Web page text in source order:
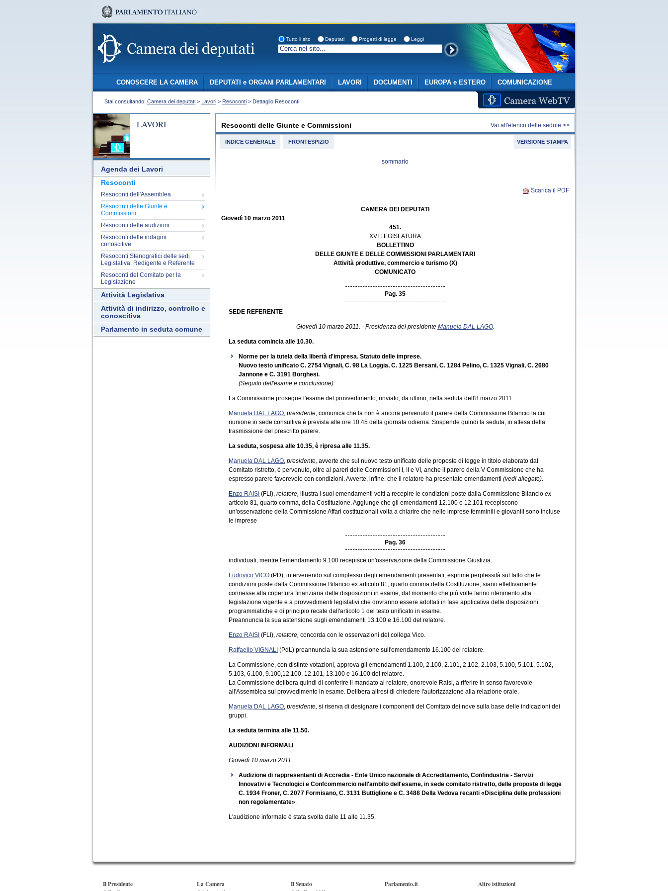
Tutto il sito Deputati Progetti di legge Leggi
CONOSCERE LA CAMERA DEPUTATI e ORGANI PARLAMENTARI LAVORI DOCUMENTI EUROPA e ESTERO COMUNICAZIONE
Stai consultando: Camera dei deputati > Lavori > Resoconti > Dettaglio Resoconti
LAVORI
Agenda dei Lavori
Resoconti
Resoconti dell'Assemblea
Resoconti delle Giunte e
Commissioni
Resoconti delle audizioni
Resoconti delle indagini
conoscitive
Resoconti Stenografici delle sedi
Legislativa, Redigente e Referente
Resoconti del Comitato per la
Legislazione
Attività Legislativa
Attività di indirizzo, controllo e
conoscitiva
Parlamento in seduta comune
Resoconti delle Giunte e Commissioni Vai all'elenco delle sedute >>
INDICE GENERALE FRONTESPIZIO VERSIONE STAMPA
sommario
Scarica il PDF
CAMERA DEI DEPUTATI
Giovedì 10 marzo 2011
451.
XVI LEGISLATURA
BOLLETTINO
DELLE GIUNTE E DELLE COMMISSIONI PARLAMENTARI
Attività produttive, commercio e turismo (X)
COMUNICATO
Pag. 35
SEDE REFERENTE
Giovedì 10 marzo 2011. - Presidenza del presidente Manuela DAL LAGO.
La seduta comincia alle 10.30.
Norme per la tutela della libertà d'impresa. Statuto delle imprese.
Nuovo testo unificato C. 2754 Vignali, C. 98 La Loggia, C. 1225 Bersani, C. 1284 Pelino, C. 1325 Vignali, C. 2680
Jannone e C. 3191 Borghesi.
(Seguito dell'esame e conclusione).
La Commissione prosegue l'esame del provvedimento, rinviato, da ultimo, nella seduta dell'8 marzo 2011.
Manuela DAL LAGO, presidente, comunica che la non è ancora pervenuto il parere della Commissione Bilancio la cui
riunione in sede consultiva è prevista alle ore 10.45 della giornata odierna. Sospende quindi la seduta, in attesa della
trasmissione del prescritto parere.
La seduta, sospesa alle 10.35, è ripresa alle 11.35.
Manuela DAL LAGO, presidente, avverte che sul nuovo testo unificato delle proposte di legge in titolo elaborato dal
Comitato ristretto, è pervenuto, oltre ai pareri delle Commissioni I, II e VI, anche il parere della V Commissione che ha
espresso parere favorevole con condizioni. Avverte, infine, che il relatore ha presentato emendamenti (vedi allegato).
Enzo RAISI (FLI), relatore, illustra i suoi emendamenti volti a recepire le condizioni poste dalla Commissione Bilancio ex
articolo 81, quarto comma, della Costituzione. Aggiunge che gli emendamenti 12.100 e 12.101 recepiscono
un'osservazione della Commissione Affari costituzionali volta a chiarire che nelle imprese femminili e giovanili sono incluse
le imprese
Pag. 36
individuali, mentre l'emendamento 9.100 recepisce un'osservazione della Commissione Giustizia.
Ludovico VICO (PD), intervenendo sul complesso degli emendamenti presentati, esprime perplessità sul fatto che le
condizioni poste dalla Commissione Bilancio ex articolo 81, quarto comma della Costituzione, siano effettivamente
connesse alla copertura finanziaria delle disposizioni in esame, dal momento che più volte fanno riferimento alla
legislazione vigente e a provvedimenti legislativi che dovranno essere adottati in fase applicativa delle disposizioni
programmatiche e di principio recate dall'articolo 1 del testo unificato in esame.
Preannuncia la sua astensione sugli emendamenti 13.100 e 16.100 del relatore.
Enzo RAISI (FLI), relatore, concorda con le osservazioni del collega Vico.
Raffaello VIGNALI (PdL) preannuncia la sua astensione sull'emendamento 16.100 del relatore.
La Commissione, con distinte votazioni, approva gli emendamenti 1.100, 2.100, 2.101, 2.102, 2.103, 5.100, 5.101, 5.102,
5.103, 6.100, 9.100,12.100, 12.101, 13.100 e 16.100 del relatore.
La Commissione delibera quindi di conferire il mandato al relatore, onorevole Raisi, a riferire in senso favorevole
all'Assemblea sul provvedimento in esame. Delibera altresì di chiedere l'autorizzazione alla relazione orale.
Manuela DAL LAGO, presidente, si riserva di designare i componenti del Comitato dei nove sulla base delle indicazioni dei
gruppi.
La seduta termina alle 11.50.
AUDIZIONI INFORMALI
Giovedì 10 marzo 2011.
Audizione di rappresentanti di Accredia - Ente Unico nazionale di Accreditamento, Confindustria - Servizi
Innovativi e Tecnologici e Confcommercio nell'ambito dell'esame, in sede comitato ristretto, delle proposte di legge
C. 1934 Froner, C. 2077 Formisano, C. 3131 Buttiglione e C. 3488 Della Vedova recanti «Disciplina delle professioni
non regolamentate».
L'audizione informale è stata svolta dalle 11 alle 11.35.
Il Presidente
La Camera
Il Senato
Parlamento.it Altre istituzioni